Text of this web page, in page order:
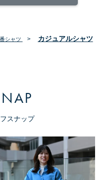
シャツ > カジュアルシャツ
スナップ